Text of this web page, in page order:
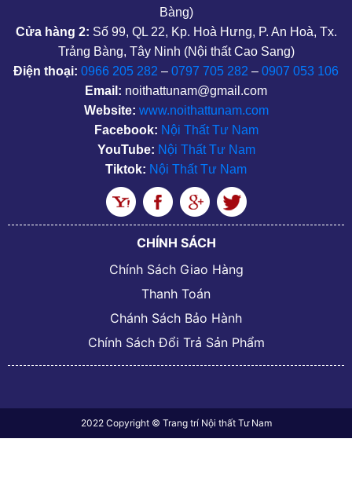
Bàng)
Cửa hàng 2: Số 99, QL 22, Kp. Hoà Hưng, P. An Hoà, Tx.
Trảng Bàng, Tây Ninh (Nội thất Cao Sang)
Điện thoại: 0966 205 282 – 0797 705 282 – 0907 053 106
Email: noithattunam@gmail.com
Website: www.noithattunam.com
Facebook: Nội Thất Tư Nam
YouTube: Nội Thất Tư Nam
Tiktok: Nội Thất Tư Nam
CHÍNH SÁCH
Chính Sách Giao Hàng
Thanh Toán
Chánh Sách Bảo Hành
Chính Sách Đổi Trả Sản Phẩm
2022 Copyright © Trang trí Nội thất Tư Nam